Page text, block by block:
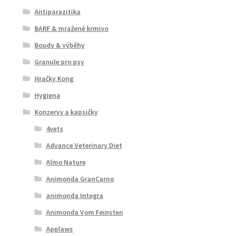
Antiparazitika
BARF & mražené krmivo
Boudy & výběhy
Granule pro psy
Hračky Kong
Hygiena
Konzervy a kapsičky
4vets
Advance Veterinary Diet
Almo Nature
Animonda GranCarno
animonda Integra
Animonda Vom Feinsten
Applaws